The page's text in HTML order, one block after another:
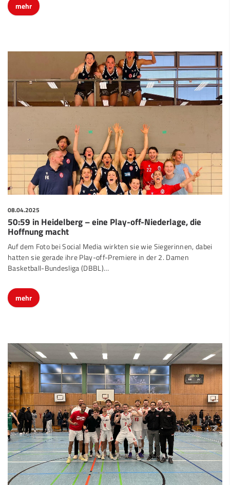
mehr
08.04.2025
50:59 in Heidelberg – eine Play-off-Niederlage, die
Hoffnung macht
Auf dem Foto bei Social Media wirkten sie wie Siegerinnen, dabei
hatten sie gerade ihre Play-off-Premiere in der 2. Damen
Basketball-Bundesliga (DBBL)…
mehr